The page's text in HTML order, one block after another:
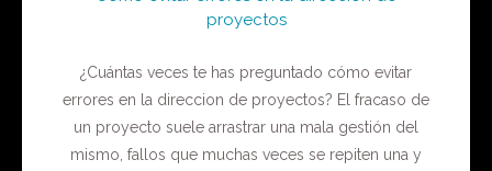
proyectos
¿Cuántas veces te has preguntado cómo evitar
errores en la direccion de proyectos? El fracaso de
un proyecto suele arrastrar una mala gestión del
mismo, fallos que muchas veces se repiten una y